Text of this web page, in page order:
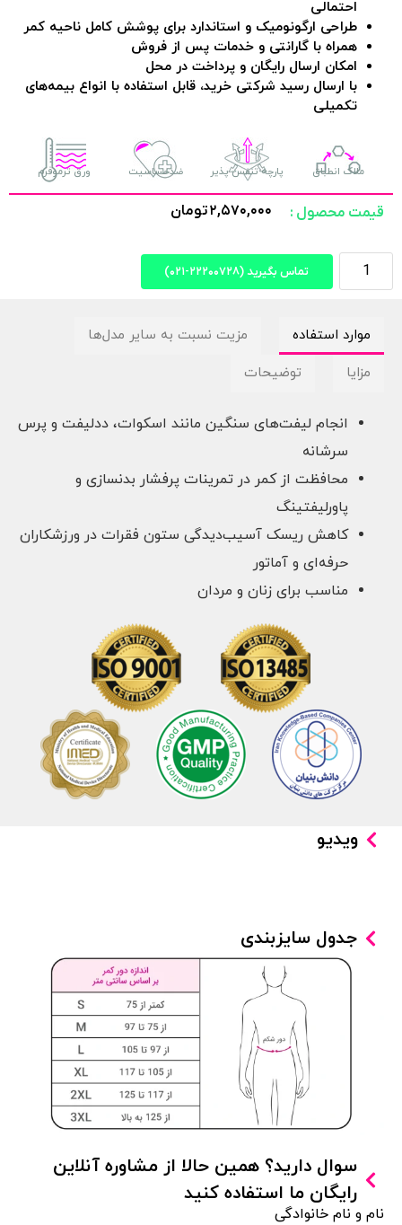
احتمالی
طراحی ارگونومیک و استاندارد برای پوشش کامل ناحیه کمر
همراه با گارانتی و خدمات پس از فروش
امکان ارسال رایگان و پرداخت در محل
با ارسال رسید شرکتی خرید، قابل استفاده با انواع بیمه‌های
تکمیلی
ملاک انطباق پارچه تنفس پذیر ضدحساسیت ورق ترموفرم
قیمت محصول : ۲,۵۷۰,۰۰۰تومان
تماس بگیرید (۲۲۲۰۰۷۲۸-۰۲۱)
موارد استفاده
مزیت نسبت به سایر مدل‌ها
مزایا
توضیحات
انجام لیفت‌های سنگین مانند اسکوات، ددلیفت و پرس
سرشانه
محافظت از کمر در تمرینات پرفشار بدنسازی و
پاورلیفتینگ
کاهش ریسک آسیب‌دیدگی ستون فقرات در ورزشکاران
حرفه‌ای و آماتور
مناسب برای زنان و مردان
ویدیو
جدول سایزبندی
سوال دارید؟ همین حالا از مشاوره آنلاین
رایگان ما استفاده کنید
نام و نام خانوادگی